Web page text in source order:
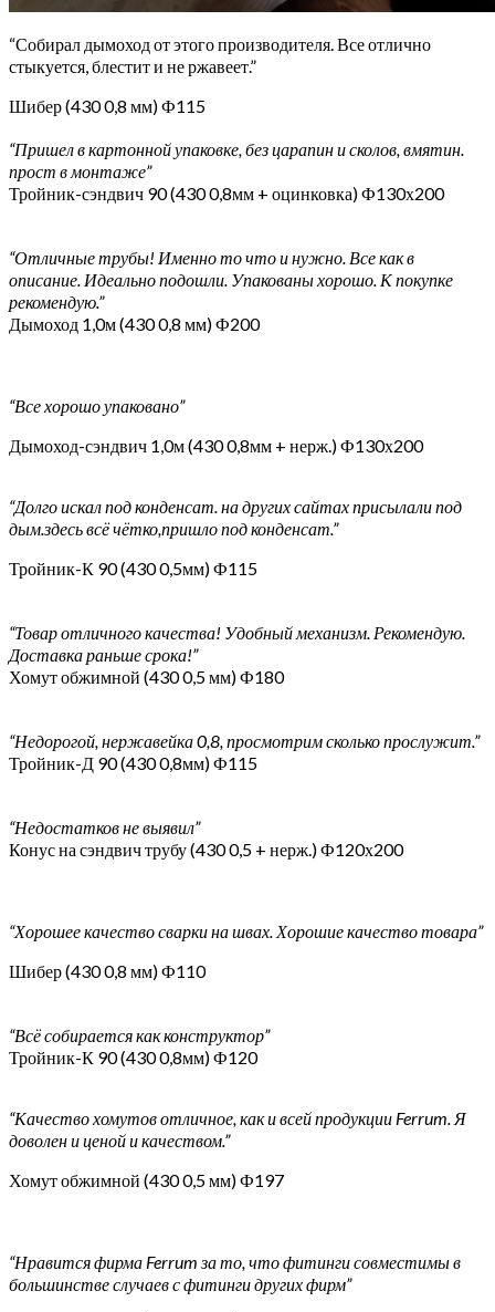
“Собирал дымоход от этого производителя. Все отлично
стыкуется, блестит и не ржавеет.”
Шибер (430 0,8 мм) Ф115
“Пришел в картонной упаковке, без царапин и сколов, вмятин.
прост в монтаже”
Тройник-сэндвич 90 (430 0,8мм + оцинковка) Ф130х200
“Отличные трубы! Именно то что и нужно. Все как в
описание. Идеально подошли. Упакованы хорошо. К покупке
рекомендую.”
Дымоход 1,0м (430 0,8 мм) Ф200
“Все хорошо упаковано”
Дымоход-сэндвич 1,0м (430 0,8мм + нерж.) Ф130х200
“Долго искал под конденсат. на других сайтах присылали под
дым.здесь всё чётко,пришло под конденсат.”
Тройник-К 90 (430 0,5мм) Ф115
“Товар отличного качества! Удобный механизм. Рекомендую.
Доставка раньше срока!”
Хомут обжимной (430 0,5 мм) Ф180
“Недорогой, нержавейка 0,8, просмотрим сколько прослужит.”
Тройник-Д 90 (430 0,8мм) Ф115
“Недостатков не выявил”
Конус на сэндвич трубу (430 0,5 + нерж.) Ф120х200
“Хорошее качество сварки на швах. Хорошие качество товара”
Шибер (430 0,8 мм) Ф110
“Всё собирается как конструктор”
Тройник-К 90 (430 0,8мм) Ф120
“Качество хомутов отличное, как и всей продукции Ferrum. Я
доволен и ценой и качеством.”
Хомут обжимной (430 0,5 мм) Ф197
“Нравится фирма Ferrum за то, что фитинги совместимы в
большинстве случаев с фитинги других фирм”